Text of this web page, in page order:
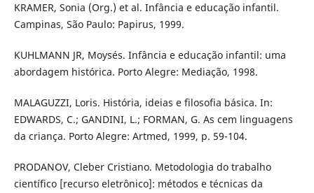
KRAMER, Sonia (Org.) et al. Infância e educação infantil.
Campinas, São Paulo: Papirus, 1999.
KUHLMANN JR, Moysés. Infância e educação infantil: uma
abordagem histórica. Porto Alegre: Mediação, 1998.
MALAGUZZI, Loris. História, ideias e filosofia básica. In:
EDWARDS, C.; GANDINI, L.; FORMAN, G. As cem linguagens
da criança. Porto Alegre: Artmed, 1999, p. 59-104.
PRODANOV, Cleber Cristiano. Metodologia do trabalho
científico [recurso eletrônico]: métodos e técnicas da